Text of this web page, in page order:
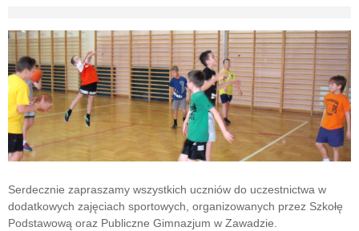
Serdecznie zapraszamy wszystkich uczniów do uczestnictwa w
dodatkowych zajęciach sportowych, organizowanych przez Szkołę
Podstawową oraz Publiczne Gimnazjum w Zawadzie.